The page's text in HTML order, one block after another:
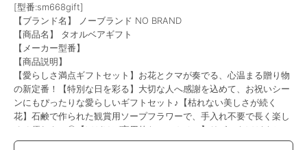
[型番:sm668gift]
【ブランド名】 ノーブランド NO BRAND
【商品名】 タオルベアギフト
【メーカー型番】
【商品説明】
【愛らしさ満点ギフトセット】お花とクマが奏でる、心温まる贈り物
の新定番！【特別な日を彩る】大切な人へ感謝を込めて、お祝いシー
ンにもぴったりな愛らしいギフトセット♪【枯れない美しさが続く
花】石鹸で作られた観賞用ソープフラワーで、手入れ不要で長く楽し
める優れもの◎【ほどけば実用的なハンカチに】リボンをほどくとふ
わふわ肌触りのタオルハンカチに変身、飾って使える二役仕様〇【届